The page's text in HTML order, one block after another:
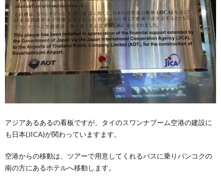
アジアあるあるの看板ですが、タイのスワンナプーム空港の建設に
も日本(JICA)が関わっていますます。
空港からの移動は、ツアーで用意してくれるバスに乗りバンコクの
南の方にあるホテルへ移動します。